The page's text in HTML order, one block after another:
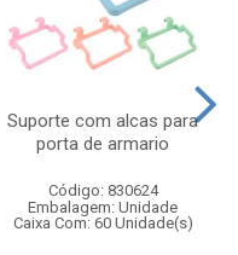
Suporte com alcas para
porta de armario
Código: 830624
Embalagem: Unidade
Caixa Com: 60 Unidade(s)